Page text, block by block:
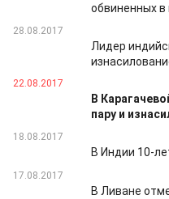
обвиненных
28.08.2017
Лидер
22.08.2017
В
пару и
18.08.2017
В Индии 10-
17.08.2017
В Ливане